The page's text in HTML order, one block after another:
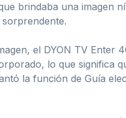
brindaba una imagen
el DYON TV
lo que significa
la función de Guía